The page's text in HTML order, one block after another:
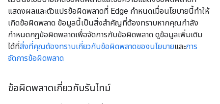
แสดงผลและตัวแปรข้อผิดพลาดที่ Edge กําหนดเมื่อนโยบายนี้ทําให้
เกิดข้อผิดพลาด ข้อมูลนี้เป็นสิ่งสำคัญที่ต้องทราบหากคุณกำลัง
กำหนดกฎข้อผิดพลาดเพื่อจัดการกับข้อผิดพลาด ดูข้อมูลเพิ่มเติม
ได้ที่สิ่งที่คุณต้องทราบเกี่ยวกับข้อผิดพลาดของนโยบายและการ
จัดการข้อผิดพลาด
ข้อผิดพลาดเกี่ยวกับรันไทม์